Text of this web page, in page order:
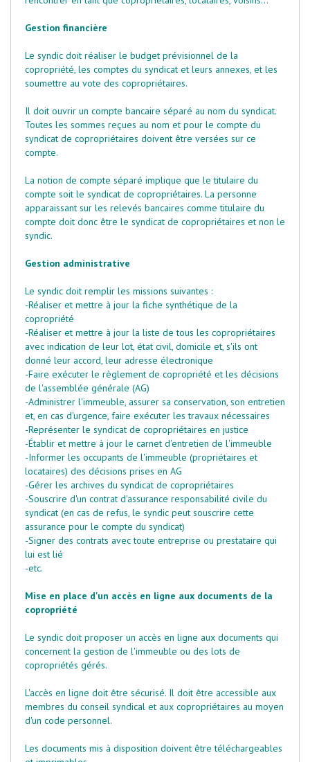
Gestion financière
Le syndic doit réaliser le budget prévisionnel de la
copropriété, les comptes du syndicat et leurs annexes, et les
soumettre au vote des copropriétaires.
Il doit ouvrir un compte bancaire séparé au nom du syndicat.
Toutes les sommes reçues au nom et pour le compte du
syndicat de copropriétaires doivent être versées sur ce
compte.
La notion de compte séparé implique que le titulaire du
compte soit le syndicat de copropriétaires. La personne
apparaissant sur les relevés bancaires comme titulaire du
compte doit donc être le syndicat de copropriétaires et non le
syndic.
Gestion administrative
Le syndic doit remplir les missions suivantes :
-Réaliser et mettre à jour la fiche synthétique de la
copropriété
-Réaliser et mettre à jour la liste de tous les copropriétaires
avec indication de leur lot, état civil, domicile et, s'ils ont
donné leur accord, leur adresse électronique
-Faire exécuter le règlement de copropriété et les décisions
de l'assemblée générale (AG)
-Administrer l'immeuble, assurer sa conservation, son entretien
et, en cas d'urgence, faire exécuter les travaux nécessaires
-Représenter le syndicat de copropriétaires en justice
-Établir et mettre à jour le carnet d'entretien de l'immeuble
-Informer les occupants de l'immeuble (propriétaires et
locataires) des décisions prises en AG
-Gérer les archives du syndicat de copropriétaires
-Souscrire d'un contrat d'assurance responsabilité civile du
syndicat (en cas de refus, le syndic peut souscrire cette
assurance pour le compte du syndicat)
-Signer des contrats avec toute entreprise ou prestataire qui
lui est lié
-etc.
Mise en place d'un accès en ligne aux documents de la
copropriété
Le syndic doit proposer un accès en ligne aux documents qui
concernent la gestion de l'immeuble ou des lots de
copropriétés gérés.
L'accès en ligne doit être sécurisé. Il doit être accessible aux
membres du conseil syndical et aux copropriétaires au moyen
d'un code personnel.
Les documents mis à disposition doivent être téléchargeables